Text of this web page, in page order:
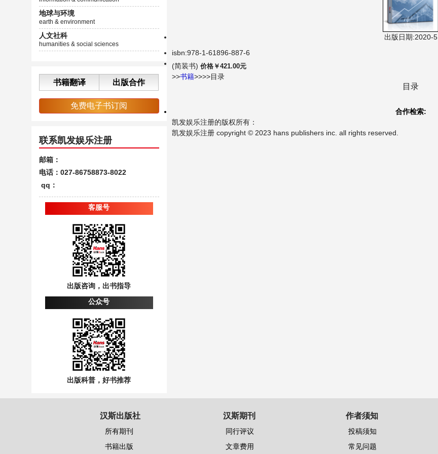
地球与环境
earth & environment
人文社科
humanities & social sciences
书籍翻译 出版合作
免费电子书订阅
联系凯发娱乐注册
邮箱：
电话：027-86758873-8022
qq：
客服号
出版咨询，出书指导
公众号
出版科普，好书推荐
出版日期:2020-5
isbn:978-1-61896-887-6
(简装书) 价格￥421.00元
>>书籍>>>>目录
目录
合作检索:
凯发娱乐注册的版权所有：
凯发娱乐注册 copyright © 2023 hans publishers inc. all rights reserved.
汉斯出版社
所有期刊
书籍出版
汉斯期刊
同行评议
文章费用
作者须知
投稿须知
常见问题